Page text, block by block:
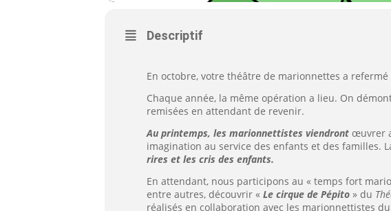
Descriptif
En octobre, votre théâtre de marionnettes a
Chaque année, la même opération a lieu. On
remisées en attendant de revenir.
Au printemps, les marionnettistes viendront œuvrer
imagination au service des enfants et des familles.
rires et les cris des enfants.
En attendant, nous participons au « temps fort
entre autres, découvrir « Le cirque de Pépito » du
réalisés en collaboration avec les marionnettistes du